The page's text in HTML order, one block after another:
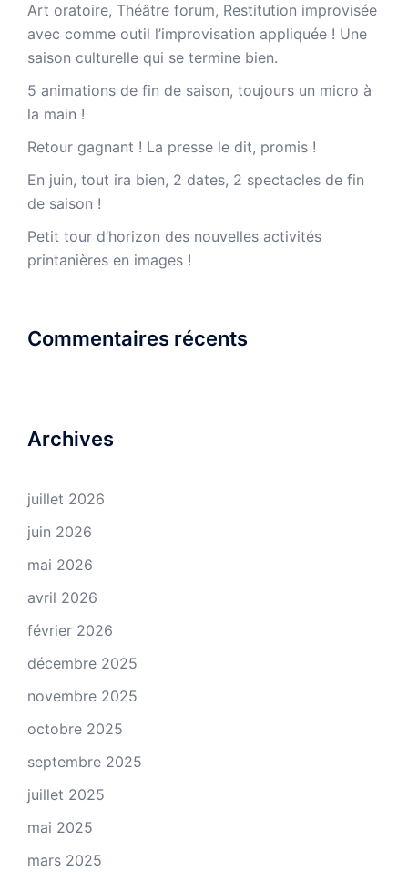
Art oratoire, Théâtre forum, Restitution improvisée
avec comme outil l’improvisation appliquée ! Une
saison culturelle qui se termine bien.
5 animations de fin de saison, toujours un micro à
la main !
Retour gagnant ! La presse le dit, promis !
En juin, tout ira bien, 2 dates, 2 spectacles de fin
de saison !
Petit tour d’horizon des nouvelles activités
printanières en images !
Commentaires récents
Archives
juillet 2026
juin 2026
mai 2026
avril 2026
février 2026
décembre 2025
novembre 2025
octobre 2025
septembre 2025
juillet 2025
mai 2025
mars 2025